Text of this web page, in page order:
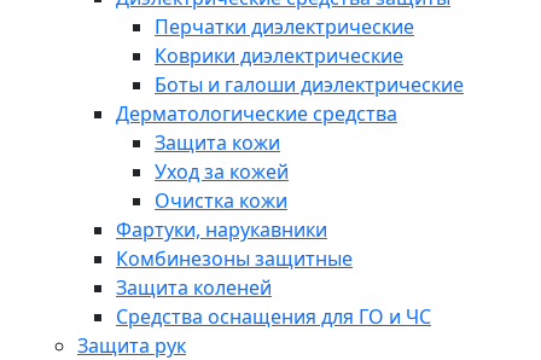
Перчатки диэлектрические
Коврики диэлектрические
Боты и галоши диэлектрические
Дерматологические средства
Защита кожи
Уход за кожей
Очистка кожи
Фартуки, нарукавники
Комбинезоны защитные
Защита коленей
Средства оснащения для ГО и ЧС
Защита рук